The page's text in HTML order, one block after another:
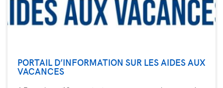
PORTAIL D’INFORMATION SUR LES AIDES AUX
VACANCES